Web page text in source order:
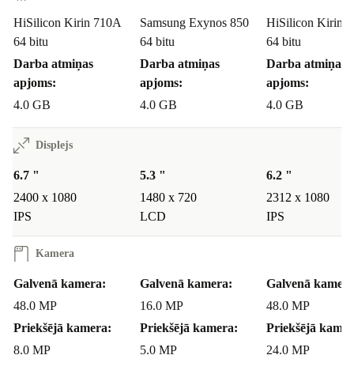
HiSilicon Kirin 710A
64 bitu
Darba atmiņas
apjoms:
4.0 GB
Samsung Exynos 850
64 bitu
Darba atmiņas
apjoms:
4.0 GB
HiSilicon Kirin
64 bitu
Darba atmiņas
apjoms:
4.0 GB
Displejs
6.7 "
2400 x 1080
IPS
5.3 "
1480 x 720
LCD
6.2 "
2312 x 1080
IPS
Kamera
Galvenā kamera:
48.0 MP
Priekšējā kamera:
8.0 MP
Galvenā kamera:
16.0 MP
Priekšējā kamera:
5.0 MP
Galvenā
48.0 MP
Priekšējā
24.0 MP